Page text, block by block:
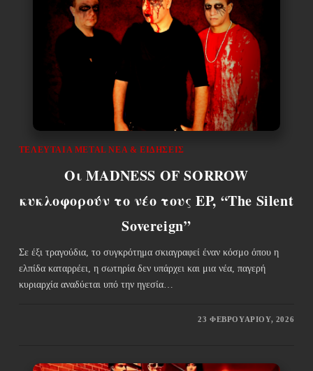
ΤΕΛΕΥΤΑΊΑ METAL ΝΈΑ & EΙΔΉΣΕΙΣ
Οι MADNESS OF SORROW
κυκλοφορούν το νέο τους EP, “The Silent
Sovereign”
Σε έξι τραγούδια, το συγκρότημα σκιαγραφεί έναν κόσμο όπου η
ελπίδα καταρρέει, η σωτηρία δεν υπάρχει και μια νέα, παγερή
κυριαρχία αναδύεται υπό την ηγεσία…
23 ΦΕΒΡΟΥΑΡΊΟΥ, 2026